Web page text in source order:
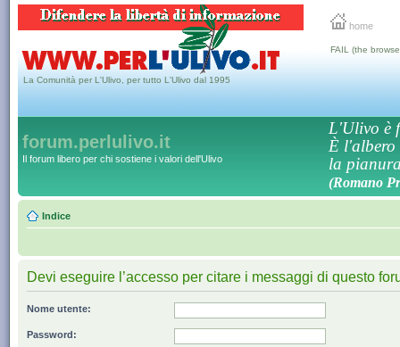
home
La Comunità per L'Ulivo, per tutto L'Ulivo dal 1995
FAIL (the
forum.perlulivo.it
Il forum libero per chi sostiene i valori dell'Ulivo
L'Ulivo è
È l'albero
la
(Romano
Indice
Devi eseguire l’accesso per citare i messaggi di questo
Nome utente:
Password: